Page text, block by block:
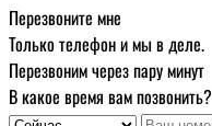
Перезвоните мне
Только телефон и мы в деле.
Перезвоним через пару минут
В какое время вам позвонить?